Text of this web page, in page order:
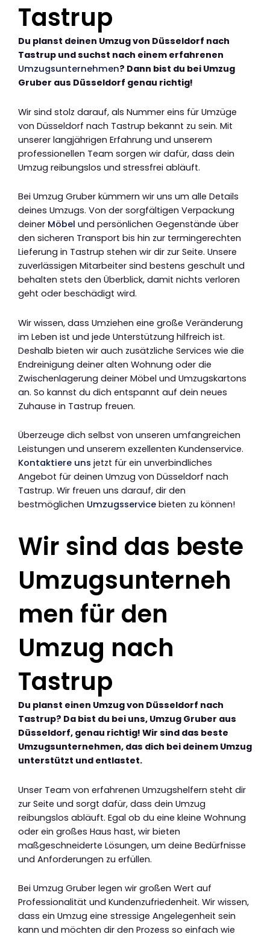
Tastrup
Du planst deinen Umzug von Düsseldorf nach
Tastrup und suchst nach einem erfahrenen
Umzugsunternehmen? Dann bist du bei Umzug
Gruber aus Düsseldorf genau richtig!
Wir sind stolz darauf, als Nummer eins für Umzüge
von Düsseldorf nach Tastrup bekannt zu sein. Mit
unserer langjährigen Erfahrung und unserem
professionellen Team sorgen wir dafür, dass dein
Umzug reibungslos und stressfrei abläuft.
Bei Umzug Gruber kümmern wir uns um alle Details
deines Umzugs. Von der sorgfältigen Verpackung
deiner Möbel und persönlichen Gegenstände über
den sicheren Transport bis hin zur termingerechten
Lieferung in Tastrup stehen wir dir zur Seite. Unsere
zuverlässigen Mitarbeiter sind bestens geschult und
behalten stets den Überblick, damit nichts verloren
geht oder beschädigt wird.
Wir wissen, dass Umziehen eine große Veränderung
im Leben ist und jede Unterstützung hilfreich ist.
Deshalb bieten wir auch zusätzliche Services wie die
Endreinigung deiner alten Wohnung oder die
Zwischenlagerung deiner Möbel und Umzugskartons
an. So kannst du dich entspannt auf dein neues
Zuhause in Tastrup freuen.
Überzeuge dich selbst von unseren umfangreichen
Leistungen und unserem exzellenten Kundenservice.
Kontaktiere uns jetzt für ein unverbindliches
Angebot für deinen Umzug von Düsseldorf nach
Tastrup. Wir freuen uns darauf, dir den
bestmöglichen Umzugsservice bieten zu können!
Wir sind das beste
Umzugsunterneh
men für den
Umzug nach
Tastrup
Du planst einen Umzug von Düsseldorf nach
Tastrup? Da bist du bei uns, Umzug Gruber aus
Düsseldorf, genau richtig! Wir sind das beste
Umzugsunternehmen, das dich bei deinem Umzug
unterstützt und entlastet.
Unser Team von erfahrenen Umzugshelfern steht dir
zur Seite und sorgt dafür, dass dein Umzug
reibungslos abläuft. Egal ob du eine kleine Wohnung
oder ein großes Haus hast, wir bieten
maßgeschneiderte Lösungen, um deine Bedürfnisse
und Anforderungen zu erfüllen.
Bei Umzug Gruber legen wir großen Wert auf
Professionalität und Kundenzufriedenheit. Wir wissen,
dass ein Umzug eine stressige Angelegenheit sein
kann und möchten dir den Prozess so einfach wie